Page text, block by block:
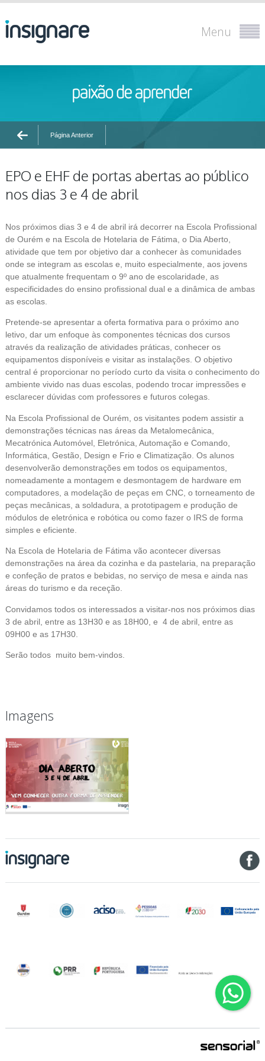
Menu
Página Anterior
EPO e EHF de portas abertas ao público
nos dias 3 e 4 de abril
Nos próximos dias 3 e 4 de abril irá decorrer na Escola Profissional
de Ourém e na Escola de Hotelaria de Fátima, o Dia Aberto,
atividade que tem por objetivo dar a conhecer às comunidades
onde se integram as escolas e, muito especialmente, aos jovens
que atualmente frequentam o 9º ano de escolaridade, as
especificidades do ensino profissional dual e a dinâmica de ambas
as escolas.
Pretende-se apresentar a oferta formativa para o próximo ano
letivo, dar um enfoque às componentes técnicas dos cursos
através da realização de atividades práticas, conhecer os
equipamentos disponíveis e visitar as instalações. O objetivo
central é proporcionar no período curto da visita o conhecimento do
ambiente vivido nas duas escolas, podendo trocar impressões e
esclarecer dúvidas com professores e futuros colegas.
Na Escola Profissional de Ourém, os visitantes podem assistir a
demonstrações técnicas nas áreas da Metalomecânica,
Mecatrónica Automóvel, Eletrónica, Automação e Comando,
Informática, Gestão, Design e Frio e Climatização. Os alunos
desenvolverão demonstrações em todos os equipamentos,
nomeadamente a montagem e desmontagem de hardware em
computadores, a modelação de peças em CNC, o torneamento de
peças mecânicas, a soldadura, a prototipagem e produção de
módulos de eletrónica e robótica ou como fazer o IRS de forma
simples e eficiente.
Na Escola de Hotelaria de Fátima vão acontecer diversas
demonstrações na área da cozinha e da pastelaria, na preparação
e confeção de pratos e bebidas, no serviço de mesa e ainda nas
áreas do turismo e da receção.
Convidamos todos os interessados a visitar-nos nos próximos dias
3 de abril, entre as 13H30 e as 18H00, e 4 de abril, entre as
09H00 e as 17H30.
Serão todos muito bem-vindos.
Imagens